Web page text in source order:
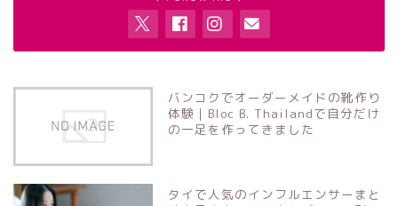
バンコクでオーダーメイドの靴作り
体験｜Bloc B. Thailandで自分だけ
の一足を作ってきました
タイで人気のインフルエンサーまと